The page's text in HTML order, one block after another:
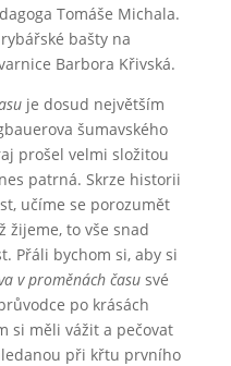
Tomáše Michala.
bašty na
Barbora Křivská.
je dosud největším
šumavského
prošel velmi složitou
patrná. Skrze historii
učíme se porozumět
žijeme, to vše snad
Přáli bychom si, aby si
v proměnách času své
po krásách
si měli vážit a pečovat
při křtu prvního